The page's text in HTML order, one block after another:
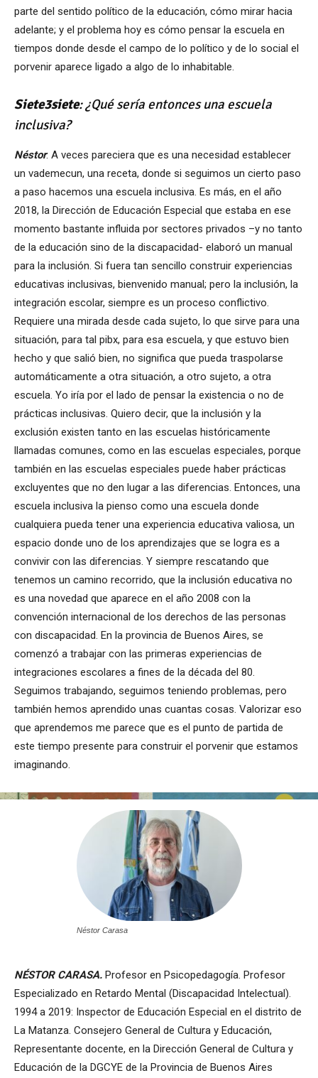
parte del sentido político de la educación, cómo mirar hacia
adelante; y el problema hoy es cómo pensar la escuela en
tiempos donde desde el campo de lo político y de lo social el
porvenir aparece ligado a algo de lo inhabitable.
Siete3siete: ¿Quésería entonces una escuela
inclusiva?
Néstor: A veces pareciera que es una necesidad establecer
un vademecun, una receta, donde si seguimos un cierto paso
a paso hacemos una escuela inclusiva. Es más, en el año
2018, la Dirección de Educación Especial que estaba en ese
momento bastante influida por sectores privados –y no tanto
de la educación sino de la discapacidad- elaboró un manual
para la inclusión. Si fuera tan sencillo construir experiencias
educativas inclusivas, bienvenido manual; pero la inclusión, la
integración escolar, siempre es un proceso conflictivo.
Requiere una mirada desde cada sujeto, lo que sirve para una
situación, para tal pibx, para esa escuela, y que estuvo bien
hecho y que salió bien, no significa que pueda traspolarse
automáticamente a otra situación, a otro sujeto, a otra
escuela. Yo iría por el lado de pensar la existencia o no de
prácticas inclusivas. Quiero decir, que la inclusión y la
exclusión existen tanto en las escuelas históricamente
llamadas comunes, como en las escuelas especiales, porque
también en las escuelas especiales puede haber prácticas
excluyentes que no den lugar a las diferencias. Entonces, una
escuela inclusiva la pienso como una escuela donde
cualquiera pueda tener una experiencia educativa valiosa, un
espacio donde uno de los aprendizajes que se logra es a
convivir con las diferencias. Y siempre rescatando que
tenemos un camino recorrido, que la inclusión educativa no
es una novedad que aparece en el año 2008 con la
convención internacional de los derechos de las personas
con discapacidad. En la provincia de Buenos Aires, se
comenzó a trabajar con las primeras experiencias de
integraciones escolares a fines de la década del 80.
Seguimos trabajando, seguimos teniendo problemas, pero
también hemos aprendido unas cuantas cosas. Valorizar eso
que aprendemos me parece que es el punto de partida de
este tiempo presente para construir el porvenir que estamos
imaginando.
Néstor Carasa
NÉSTOR CARASA. Profesor en Psicopedagogía. Profesor
Especializado en Retardo Mental (Discapacidad Intelectual).
1994 a 2019: Inspector de Educación Especial en el distrito de
La Matanza. Consejero General de Cultura y Educación,
Representante docente, en la Dirección General de Cultura y
Educación de la DGCYE de la Provincia de Buenos Aires